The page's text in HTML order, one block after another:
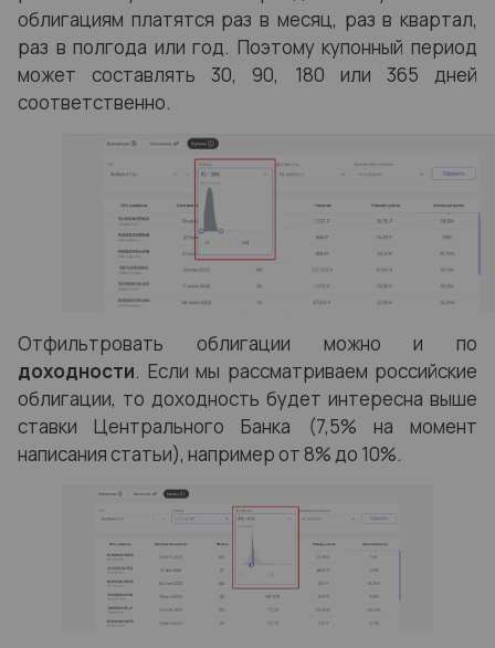
облигациям платятся раз в месяц, раз в квартал,
раз в полгода или год. Поэтому купонный период
может составлять 30, 90, 180 или 365 дней
соответственно.
Отфильтровать облигации можно и по
доходности. Если мы рассматриваем российские
облигации, то доходность будет интересна выше
ставки Центрального Банка (7,5% на момент
написания статьи), например от 8% до 10%.